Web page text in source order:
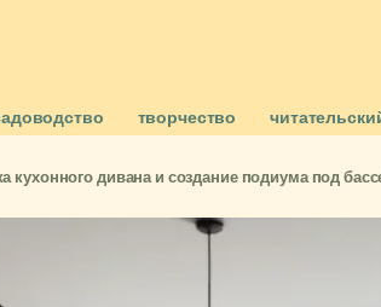
творчество
кухонного дивана и создание подиума под